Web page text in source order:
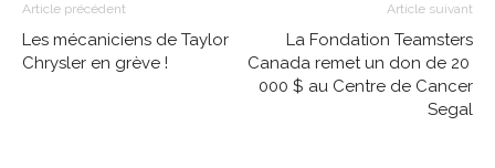
Article précédent
Les mécaniciens de Taylor
Chrysler en grève !
Article suivant
La Fondation Teamsters
Canada remet un don de 20
000 $ au Centre de Cancer
Segal